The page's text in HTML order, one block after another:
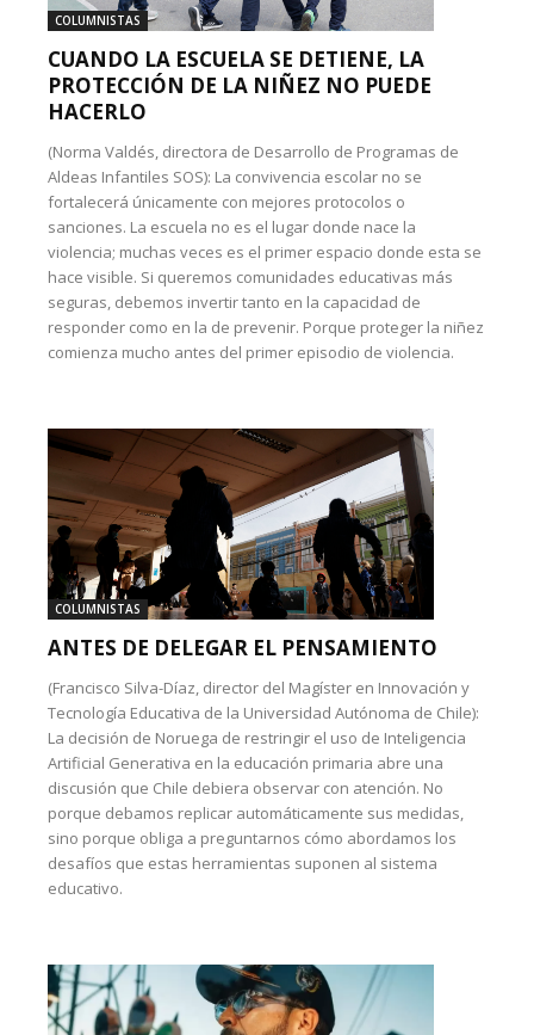
COLUMNISTAS
CUANDO LA ESCUELA SE DETIENE, LA
PROTECCIÓN DE LA NIÑEZ NO PUEDE
HACERLO
(Norma Valdés, directora de Desarrollo de Programas de
Aldeas Infantiles SOS): La convivencia escolar no se
fortalecerá únicamente con mejores protocolos o
sanciones. La escuela no es el lugar donde nace la
violencia; muchas veces es el primer espacio donde esta se
hace visible. Si queremos comunidades educativas más
seguras, debemos invertir tanto en la capacidad de
responder como en la de prevenir. Porque proteger la niñez
comienza mucho antes del primer episodio de violencia.
COLUMNISTAS
ANTES DE DELEGAR EL PENSAMIENTO
(Francisco Silva-Díaz, director del Magíster en Innovación y
Tecnología Educativa de la Universidad Autónoma de Chile):
La decisión de Noruega de restringir el uso de Inteligencia
Artificial Generativa en la educación primaria abre una
discusión que Chile debiera observar con atención. No
porque debamos replicar automáticamente sus medidas,
sino porque obliga a preguntarnos cómo abordamos los
desafíos que estas herramientas suponen al sistema
educativo.